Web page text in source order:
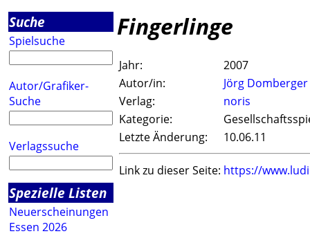
Suche
Spielsuche
Autor/Grafiker-
Suche
Verlagssuche
Spezielle Listen
Neuerscheinungen
Essen 2026
Fingerlinge
Jahr:
2007
Autor/in:
Jörg Domberger
Verlag:
noris
Kategorie:
Letzte Änderung:
10.06.11
Link zu dieser Seite: https://